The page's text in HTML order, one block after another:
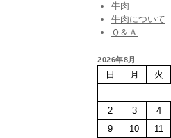
牛肉
牛肉について
Ｑ＆Ａ
2026年8月
日 月 火
2
3 4
9
10 11